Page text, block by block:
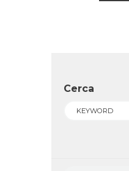
Cerca